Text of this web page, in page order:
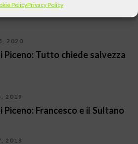
PolicyPrivacy Policy
2020
Piceno: Tutto chiede salvezza
2019
Piceno: Francesco e il Sultano
2018